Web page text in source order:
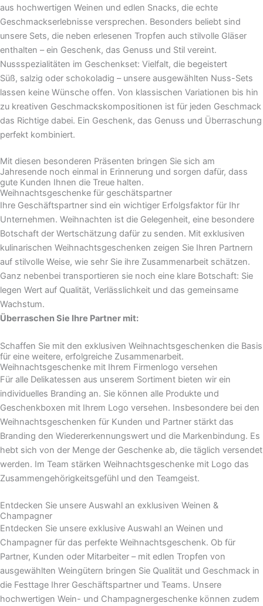
aus hochwertigen Weinen und edlen Snacks, die echte
Geschmackserlebnisse versprechen. Besonders beliebt sind
unsere Sets, die neben erlesenen Tropfen auch stilvolle Gläser
enthalten – ein Geschenk, das Genuss und Stil vereint.
Nussspezialitäten im Geschenkset: Vielfalt, die begeistert
Süß, salzig oder schokoladig – unsere ausgewählten Nuss-Sets
lassen keine Wünsche offen. Von klassischen Variationen bis hin
zu kreativen Geschmackskompositionen ist für jeden Geschmack
das Richtige dabei. Ein Geschenk, das Genuss und Überraschung
perfekt kombiniert.
Mit diesen besonderen Präsenten bringen Sie sich am
Jahresende noch einmal in Erinnerung und sorgen dafür, dass
gute Kunden Ihnen die Treue halten.
Weihnachtsgeschenke für geschätspartner
Ihre Geschäftspartner sind ein wichtiger Erfolgsfaktor für Ihr
Unternehmen. Weihnachten ist die Gelegenheit, eine besondere
Botschaft der Wertschätzung dafür zu senden. Mit exklusiven
kulinarischen Weihnachtsgeschenken zeigen Sie Ihren Partnern
auf stilvolle Weise, wie sehr Sie ihre Zusammenarbeit schätzen.
Ganz nebenbei transportieren sie noch eine klare Botschaft: Sie
legen Wert auf Qualität, Verlässlichkeit und das gemeinsame
Wachstum.
Überraschen Sie Ihre Partner mit:
Schaffen Sie mit den exklusiven Weihnachtsgeschenken die Basis
für eine weitere, erfolgreiche Zusammenarbeit.
Weihnachtsgeschenke mit Ihrem Firmenlogo versehen
Für alle Delikatessen aus unserem Sortiment bieten wir ein
individuelles Branding an. Sie können alle Produkte und
Geschenkboxen mit Ihrem Logo versehen. Insbesondere bei den
Weihnachtsgeschenken für Kunden und Partner stärkt das
Branding den Wiedererkennungswert und die Markenbindung. Es
hebt sich von der Menge der Geschenke ab, die täglich versendet
werden. Im Team stärken Weihnachtsgeschenke mit Logo das
Zusammengehörigkeitsgefühl und den Teamgeist.
Entdecken Sie unsere Auswahl an exklusiven Weinen &
Champagner
Entdecken Sie unsere exklusive Auswahl an Weinen und
Champagner für das perfekte Weihnachtsgeschenk. Ob für
Partner, Kunden oder Mitarbeiter – mit edlen Tropfen von
ausgewählten Weingütern bringen Sie Qualität und Geschmack in
die Festtage Ihrer Geschäftspartner und Teams. Unsere
hochwertigen Wein- und Champagnergeschenke können zudem